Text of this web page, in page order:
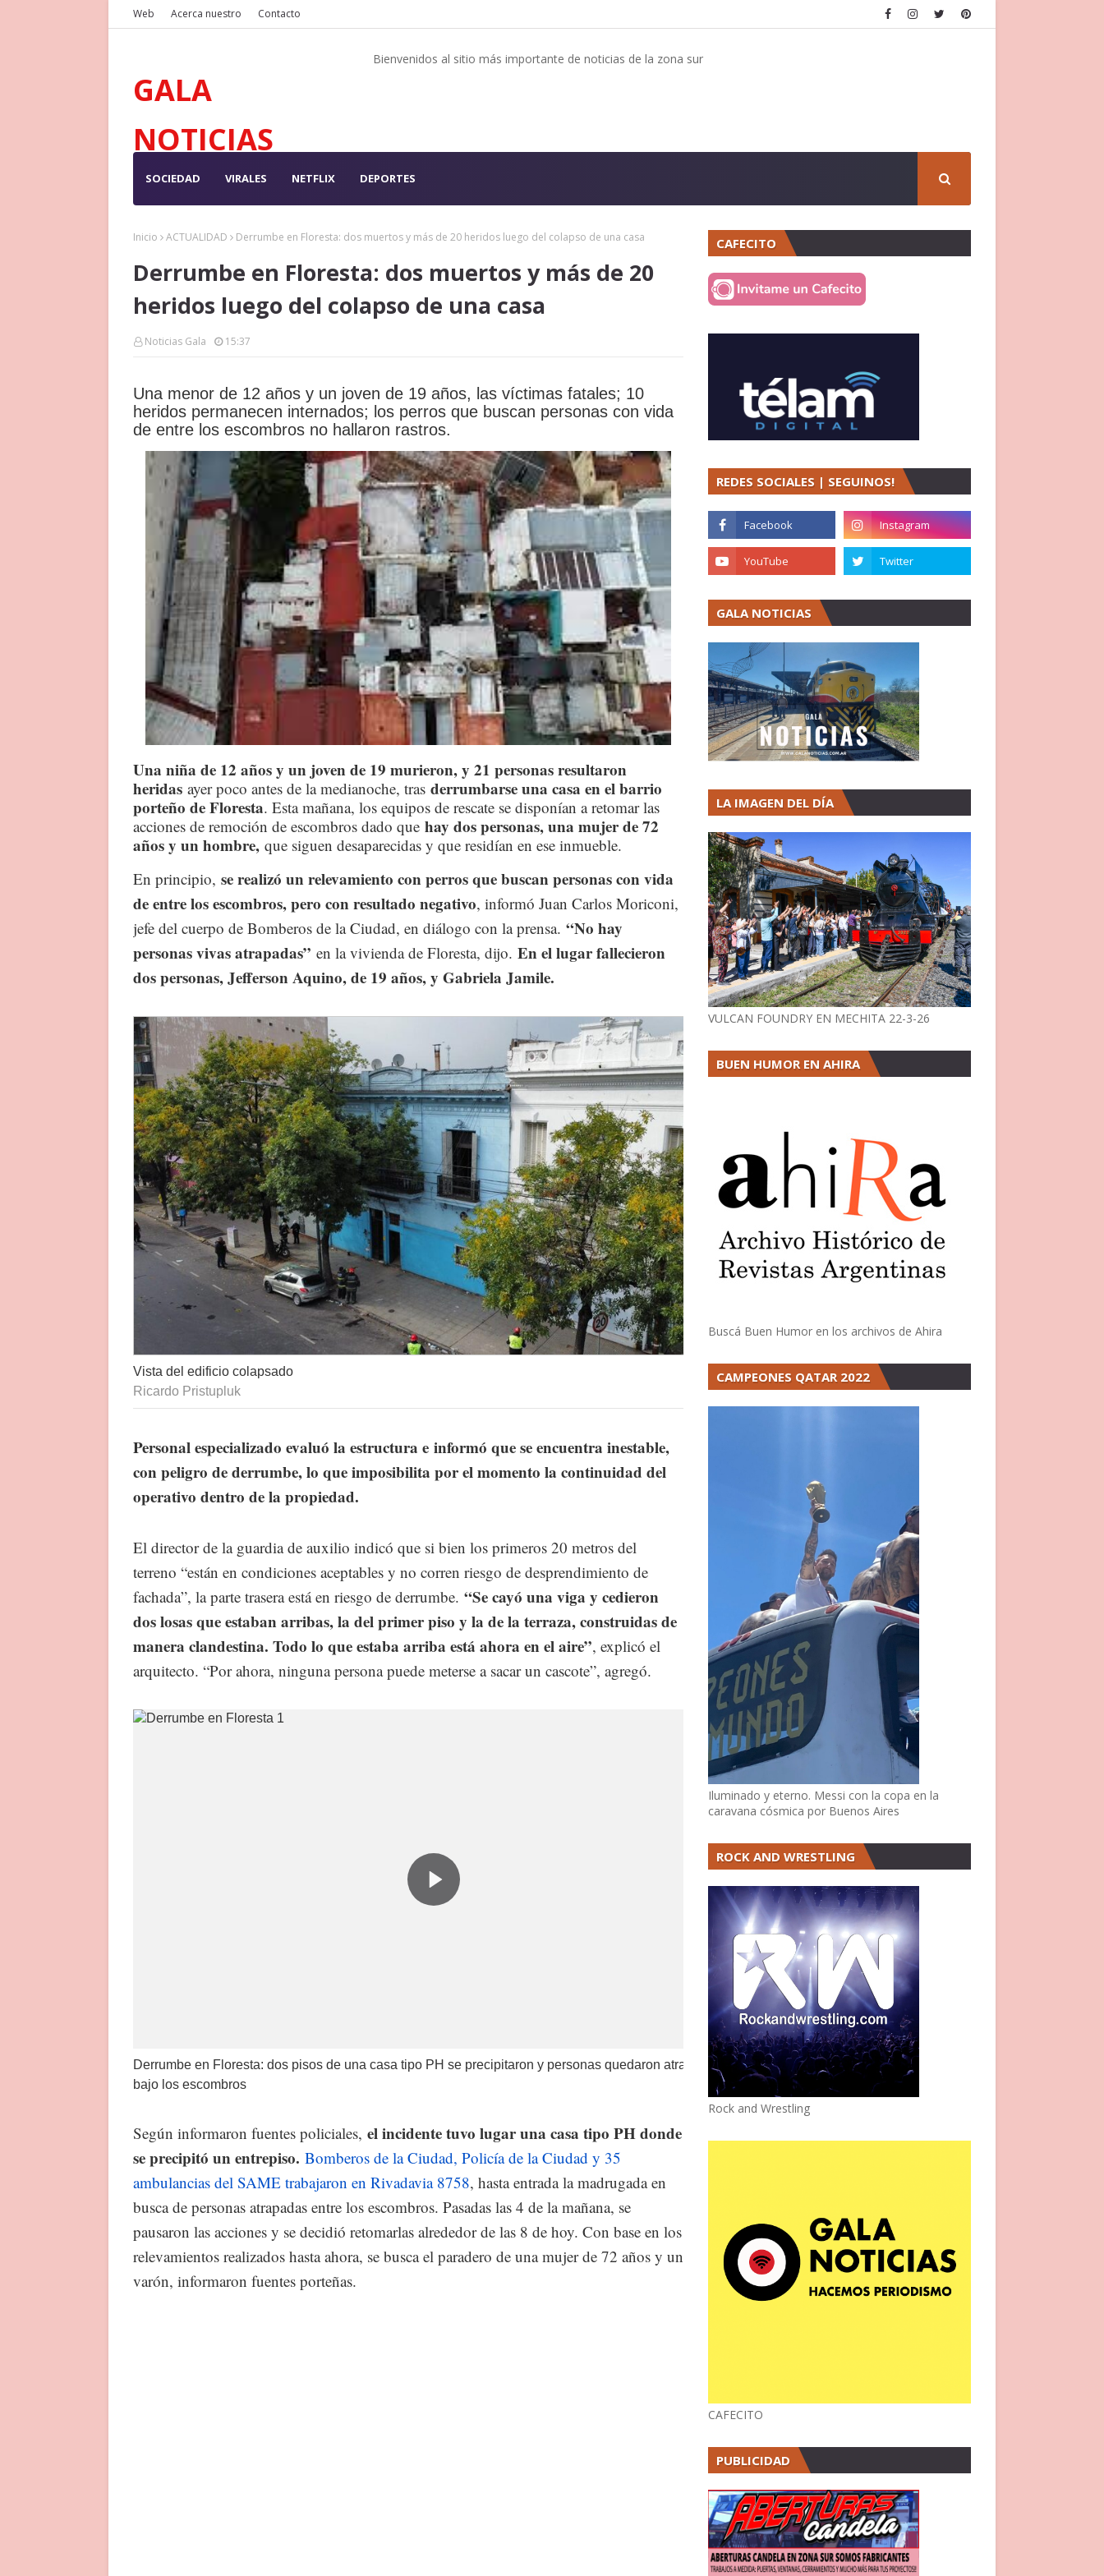
Web Acerca nuestro Contacto
GALA
NOTICIAS
Bienvenidos al sitio más importante de noticias de la zona sur
SOCIEDAD VIRALES NETFLIX DEPORTES
Inicio ACTUALIDAD Derrumbe en Floresta: dos muertos y más de 20 heridos luego del colapso de una casa
Derrumbe en Floresta: dos muertos y más de 20
heridos luego del colapso de una casa
Noticias Gala 15:37
Una menor de 12 años y un joven de 19 años, las víctimas fatales; 10
heridos permanecen internados; los perros que buscan personas con vida
de entre los escombros no hallaron rastros.
Una niña de 12 años y un joven de 19 murieron, y 21 personas resultaron
heridas ayer poco antes de la medianoche, tras derrumbarse una casa en el barrio
porteño de Floresta. Esta mañana, los equipos de rescate se disponían a retomar las
acciones de remoción de escombros dado que hay dos personas, una mujer de 72
años y un hombre, que siguen desaparecidas y que residían en ese inmueble.
En principio, se realizó un relevamiento con perros que buscan personas con vida
de entre los escombros, pero con resultado negativo, informó Juan Carlos Moriconi,
jefe del cuerpo de Bomberos de la Ciudad, en diálogo con la prensa. “No hay
personas vivas atrapadas” en la vivienda de Floresta, dijo. En el lugar fallecieron
dos personas, Jefferson Aquino, de 19 años, y Gabriela Jamile.
Vista del edificio colapsado
Ricardo Pristupluk
Personal especializado evaluó la estructura e informó que se encuentra inestable,
con peligro de derrumbe, lo que imposibilita por el momento la continuidad del
operativo dentro de la propiedad.
El director de la guardia de auxilio indicó que si bien los primeros 20 metros del
terreno “están en condiciones aceptables y no corren riesgo de desprendimiento de
fachada”, la parte trasera está en riesgo de derrumbe. “Se cayó una viga y cedieron
dos losas que estaban arribas, la del primer piso y la de la terraza, construidas de
manera clandestina. Todo lo que estaba arriba está ahora en el aire”, explicó el
arquitecto. “Por ahora, ninguna persona puede meterse a sacar un cascote”, agregó.
Derrumbe en Floresta: dos pisos de una casa tipo PH se precipitaron y personas quedaron atrapadas
bajo los escombros
Según informaron fuentes policiales, el incidente tuvo lugar una casa tipo PH donde
se precipitó un entrepiso. Bomberos de la Ciudad, Policía de la Ciudad y 35
ambulancias del SAME trabajaron en Rivadavia 8758, hasta entrada la madrugada en
busca de personas atrapadas entre los escombros. Pasadas las 4 de la mañana, se
pausaron las acciones y se decidió retomarlas alrededor de las 8 de hoy. Con base en los
relevamientos realizados hasta ahora, se busca el paradero de una mujer de 72 años y un
varón, informaron fuentes porteñas.
CAFECITO
REDES SOCIALES | SEGUINOS!
GALA NOTICIAS
LA IMAGEN DEL DÍA
VULCAN FOUNDRY EN MECHITA 22-3-26
BUEN HUMOR EN AHIRA
Buscá Buen Humor en los archivos de Ahira
CAMPEONES QATAR 2022
Iluminado y eterno. Messi con la copa en la
caravana cósmica por Buenos Aires
ROCK AND WRESTLING
Rock and Wrestling
CAFECITO
PUBLICIDAD